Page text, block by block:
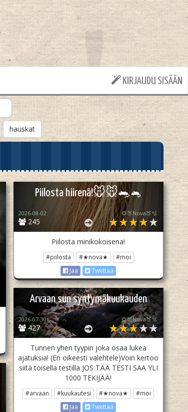
KIRJAUDU SISÄÄN
hauskat
Piilosta hiirenä!🐭🐭🐀🐁
245
2026-08-02 🌻🍑Nova🍑🫧
Piilosta minikokoisena!
#piilosta #★nova★
#moi
Jaa
Twiittaa
Arvaan sun syntymäkuukauden
427
2026-07-30 🌻🍑Nova🍑🫧
Tunnen yhen tyypin joka osaa lukea
ajatuksia! (En oikeesti valehtele)Voin kertoo
siitä toisella testillä JOS TÄÄ TESTI SAA YLI
1000 TEKIJÄÄ!
#arvaan #kuukautesi #★nova★
#moi
Jaa
Twiittaa